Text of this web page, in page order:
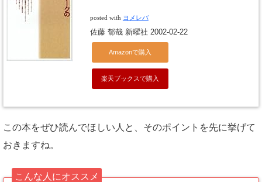
posted with ヨメレバ
佐藤 郁哉 新曜社 2002-02-22
Amazonで購入
楽天ブックスで購入
この本をぜひ読んでほしい人と、そのポイントを先に挙げて
おきますね。
こんな人にオススメ